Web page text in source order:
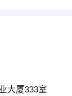
大厦333室